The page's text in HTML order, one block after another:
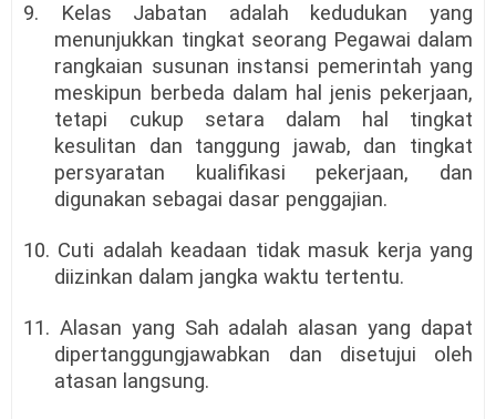
9. Kelas Jabatan adalah kedudukan yang
menunjukkan tingkat seorang Pegawai dalam
rangkaian susunan instansi pemerintah yang
meskipun berbeda dalam hal jenis pekerjaan,
tetapi cukup setara dalam hal tingkat
kesulitan dan tanggung jawab, dan tingkat
persyaratan kualifikasi pekerjaan, dan
digunakan sebagai dasar penggajian.
10. Cuti adalah keadaan tidak masuk kerja yang
diizinkan dalam jangka waktu tertentu.
11. Alasan yang Sah adalah alasan yang dapat
dipertanggungjawabkan dan disetujui oleh
atasan langsung.